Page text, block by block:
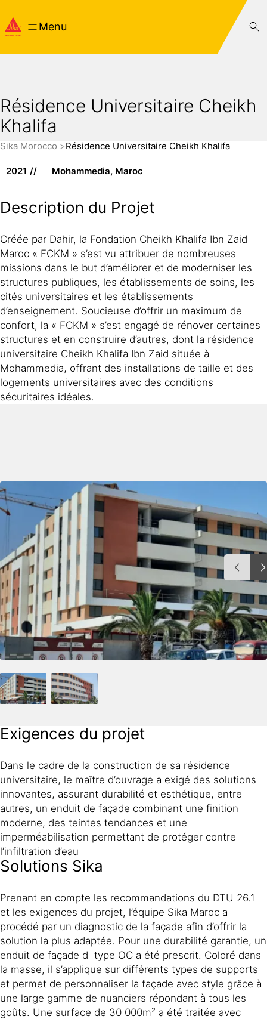
Menu
Résidence Universitaire Cheikh
Khalifa
Sika Morocco Résidence Universitaire Cheikh Khalifa
2021 Mohammedia, Maroc
Description du Projet
Créée par Dahir, la Fondation Cheikh Khalifa Ibn Zaid
Maroc « FCKM » s’est vu attribuer de nombreuses
missions dans le but d’améliorer et de moderniser les
structures publiques, les établissements de soins, les
cités universitaires et les établissements
d’enseignement. Soucieuse d’offrir un maximum de
confort, la « FCKM » s’est engagé de rénover certaines
structures et en construire d’autres, dont la résidence
universitaire Cheikh Khalifa Ibn Zaid située à
Mohammedia, offrant des installations de taille et des
logements universitaires avec des conditions
sécuritaires idéales.
Exigences du projet
Dans le cadre de la construction de sa résidence
universitaire, le maître d’ouvrage a exigé des solutions
innovantes, assurant durabilité et esthétique, entre
autres, un enduit de façade combinant une finition
moderne, des teintes tendances et une
imperméabilisation permettant de protéger contre
l’infiltration d’eau
Solutions Sika
Prenant en compte les recommandations du DTU 26.1
et les exigences du projet, l’équipe Sika Maroc a
procédé par un diagnostic de la façade afin d’offrir la
solution la plus adaptée. Pour une durabilité garantie, un
enduit de façade d type OC a été prescrit. Coloré dans
la masse, il s’applique sur différents types de supports
et permet de personnaliser la façade avec style grâce à
une large gamme de nuanciers répondant à tous les
goûts. Une surface de 30 000m² a été traitée avec